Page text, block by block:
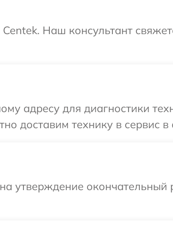
Наш консультант
адресу для диагностики
доставим технику в сервис
утверждение окончательный